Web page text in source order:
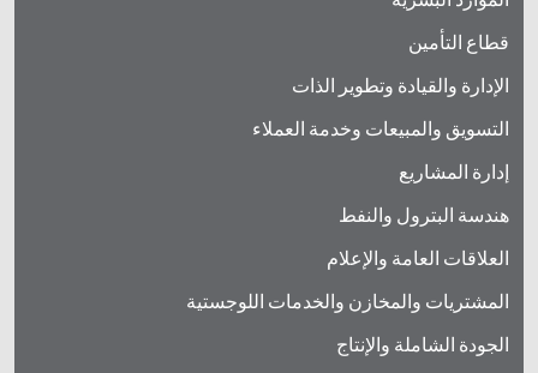
قطاع التأمين
الإدارة والقيادة وتطوير الذات
التسويق والمبيعات وخدمة العملاء
إدارة المشاريع
هندسة البترول والنفط
العلاقات العامة والإعلام
المشتريات والمخازن والخدمات اللوجستية
الجودة الشاملة والإنتاج